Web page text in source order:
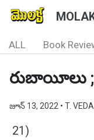
ALL Book
రుబాయీలు
జూన్ 13, 2022 • T.
21)